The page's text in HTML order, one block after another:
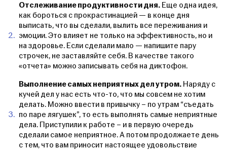
Отслеживание продуктивности дня.Еще одна идея,
как бороться с прокрастинацией — в конце дня
выписать, что вы сделали, вылить все переживания и
эмоции. Это влияет не только на эффективность, но и
на здоровье. Если сделали мало — напишите пару
строчек, не заставляйте себя. В качестве такого
«отчета» можно записывать себя на диктофон.
Выполнение самых неприятных дел утром.Наряду с
кучей дел у нас есть что-то, что мы совсем не хотим
делать. Можно ввести в привычку – по утрам “съедать
по паре лягушек”, то есть выполнять самые неприятные
дела. Приступили к работе – и в первую очередь
сделали самое неприятное. А потом продолжаете день
с тем, что вам приносит настоящее удовольствие